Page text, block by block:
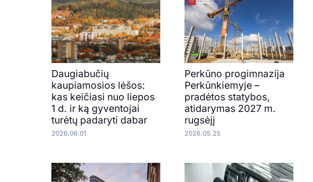
Daugiabučių
kaupiamosios lėšos:
kas keičiasi nuo liepos
1 d. ir ką gyventojai
turėtų padaryti dabar
2026.06.01
Perkūno progimnazija
Perkūnkiemyje –
pradėtos statybos,
atidarymas 2027 m.
rugsėjį
2026.05.25